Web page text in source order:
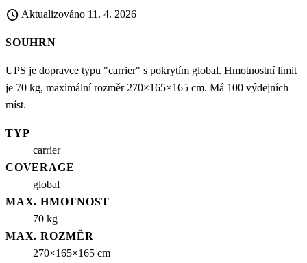
schedule Aktualizováno 11. 4. 2026
SOUHRN
UPS je dopravce typu "carrier" s pokrytím global. Hmotnostní limit
je 70 kg, maximální rozměr 270×165×165 cm. Má 100 výdejních
míst.
TYP
carrier
COVERAGE
global
MAX. HMOTNOST
70 kg
MAX. ROZMĚR
270×165×165 cm